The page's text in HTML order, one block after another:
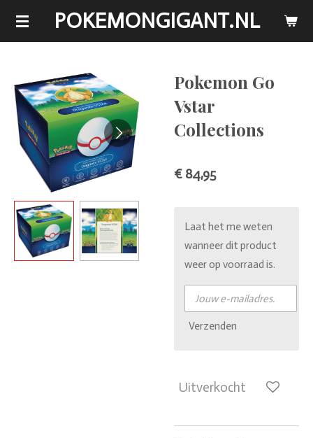
Ga
hoofdinhoud
POKEMONGIGANT.NL
Pokemon Go
Vstar
Collections
€ 84,95
Laat het me weten
wanneer dit product
weer op voorraad is.
Verzenden
Uitverkocht